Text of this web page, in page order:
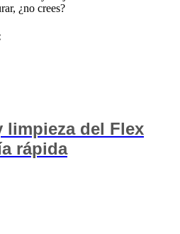
¿no crees?
limpieza del Flex
rápida